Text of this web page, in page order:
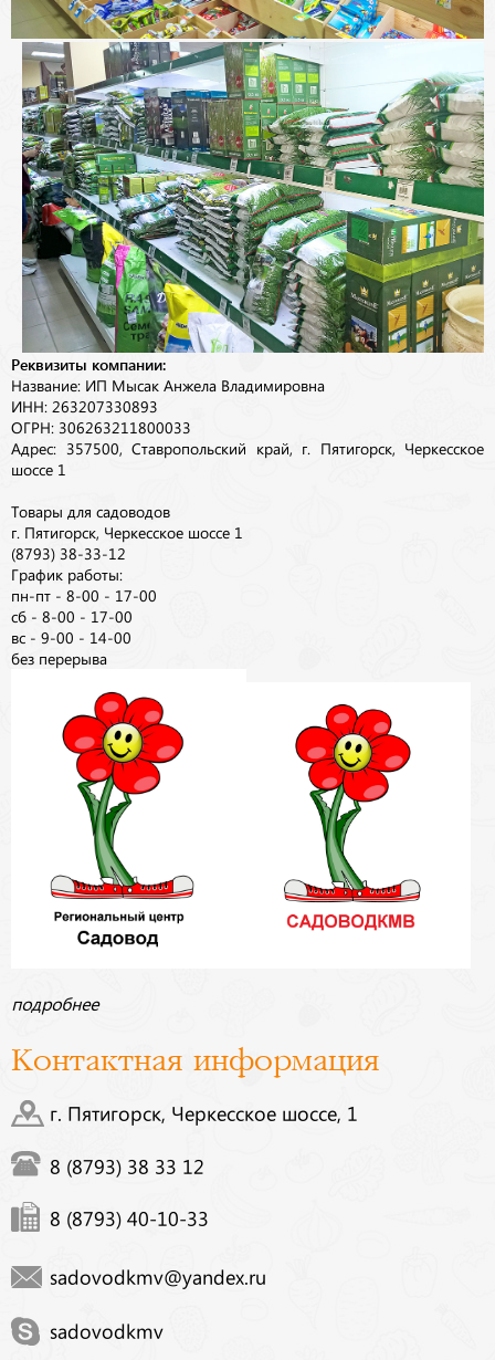
Реквизиты компании:
Название: ИП Мысак Анжела Владимировна
ИНН: 263207330893
ОГРН: 306263211800033
Адрес: 357500, Ставропольский край, г. Пятигорск, Черкесское
шоссе 1
Товары для садоводов
г. Пятигорск, Черкесское шоссе 1
(8793) 38-33-12
График работы:
пн-пт - 8-00 - 17-00
сб - 8-00 - 17-00
вс - 9-00 - 14-00
без перерыва
подробнее
Контактная информация
г. Пятигорск, Черкесское шоссе, 1
8 (8793) 38 33 12
8 (8793) 40-10-33
sadovodkmv@yandex.ru
sadovodkmv